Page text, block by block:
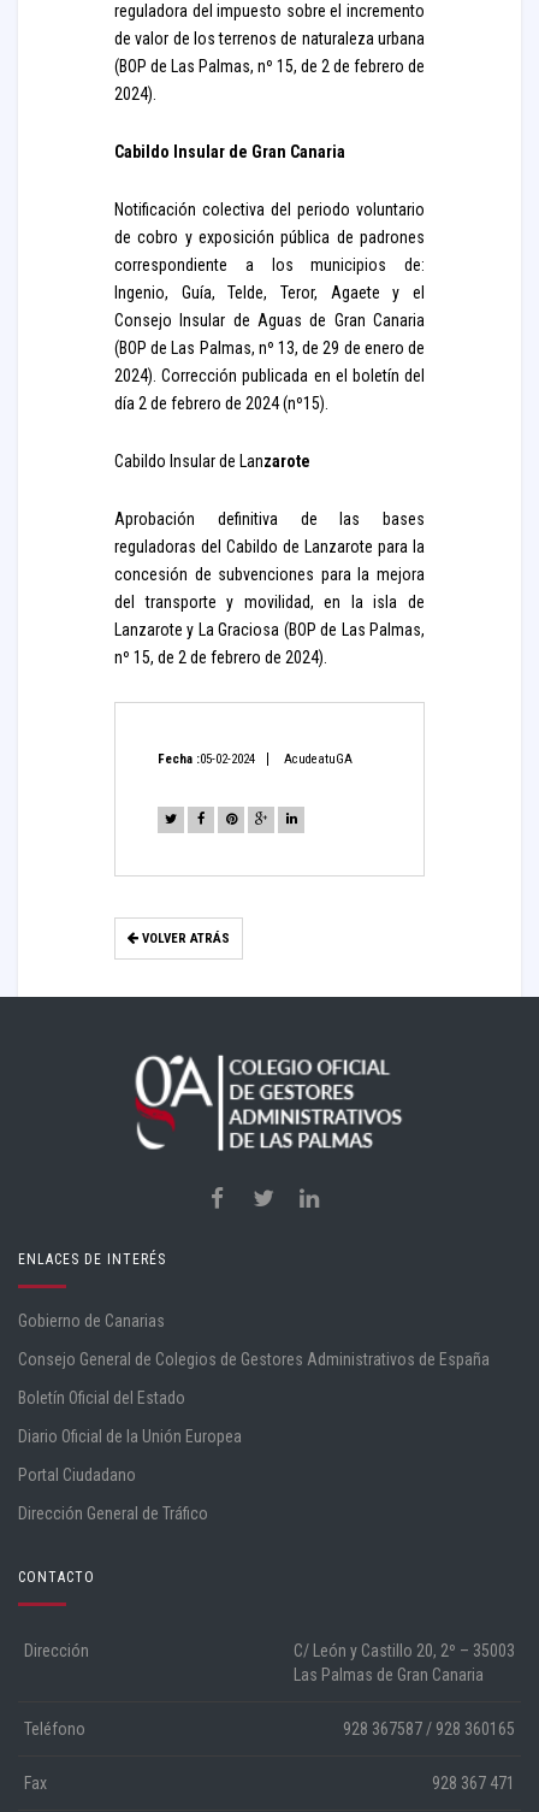
reguladora del impuesto sobre el incremento
de valor de los terrenos de naturaleza urbana
(BOP de Las Palmas, nº 15, de 2 de febrero de
2024).
Cabildo Insular de Gran Canaria
Notificación colectiva del periodo voluntario
de cobro y exposición pública de padrones
correspondiente a los municipios de:
Ingenio, Guía, Telde, Teror, Agaete y el
Consejo Insular de Aguas de Gran Canaria
(BOP de Las Palmas, nº 13, de 29 de enero de
2024). Corrección publicada en el boletín del
día 2 de febrero de 2024 (nº15).
Cabildo Insular de Lanzarote
Aprobación definitiva de las bases
reguladoras del Cabildo de Lanzarote para la
concesión de subvenciones para la mejora
del transporte y movilidad, en la isla de
Lanzarote y La Graciosa (BOP de Las Palmas,
nº 15, de 2 de febrero de 2024).
Fecha :05-02-2024 AcudeatuGA
VOLVER ATRÁS
ENLACES DE INTERÉS
Gobierno de Canarias
Consejo General de Colegios de Gestores Administrativos de España
Boletín Oficial del Estado
Diario Oficial de la Unión Europea
Portal Ciudadano
Dirección General de Tráfico
CONTACTO
Dirección
C/ León y Castillo 20, 2º – 35003
Las Palmas de Gran Canaria
Teléfono 928 367587 / 928 360165
Fax 928 367 471